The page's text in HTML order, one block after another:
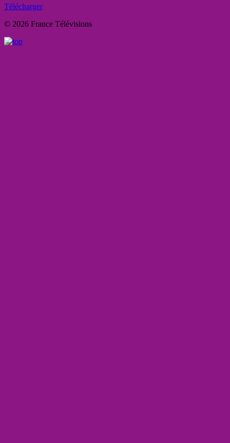
Télécharger
© 2026 France Télévisions